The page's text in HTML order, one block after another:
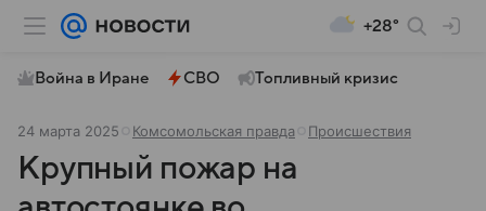
+28°
Война в Иране СВО Топливный кризис
24 марта 2025 Комсомольская правда Происшествия
Крупный пожар на